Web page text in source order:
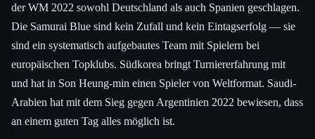
der WM 2022 sowohl Deutschland als auch Spanien geschlagen.
Die Samurai Blue sind kein Zufall und kein Eintagserfolg — sie
sind ein systematisch aufgebautes Team mit Spielern bei
europäischen Topklubs. Südkorea bringt Turniererfahrung mit
und hat in Son Heung-min einen Spieler von Weltformat. Saudi-
Arabien hat mit dem Sieg gegen Argentinien 2022 bewiesen, dass
an einem guten Tag alles möglich ist.